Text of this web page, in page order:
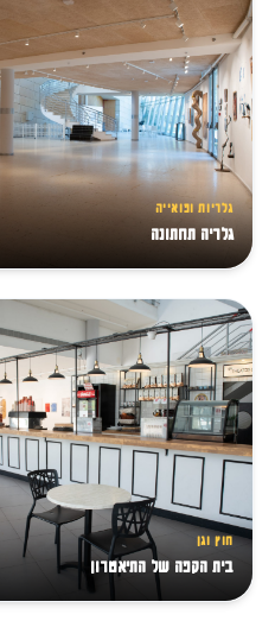
גלריות ופואייה
גלריה תחתונה
חוץ וגן
בית הקפה של התיאטרון